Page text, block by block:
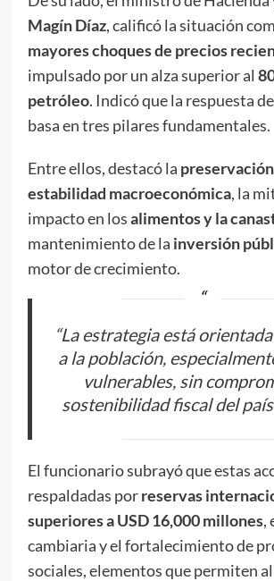
Magín Díaz, calificó la situación
mayores choques de precios
impulsado por un alza superior al
petróleo. Indicó que la respuesta
basa en tres pilares fundamentales.
Entre ellos, destacó la
estabilidad macroeconómica, la
impacto en losalimentos y la
mantenimiento de la inversión
motor de crecimiento.
“La estrategia está
a la población,
vulnerables, sin
sostenibilidad fiscal del
El funcionario subrayó que estas
respaldadas porreservas
superiores a USD 16,000 millones,
cambiaria y el fortalecimiento de
sociales, elementos que permiten